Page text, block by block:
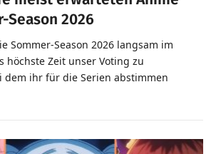
Season 2026
Sommer-Season 2026 langsam im
höchste Zeit unser Voting zu
dem ihr für die Serien abstimmen